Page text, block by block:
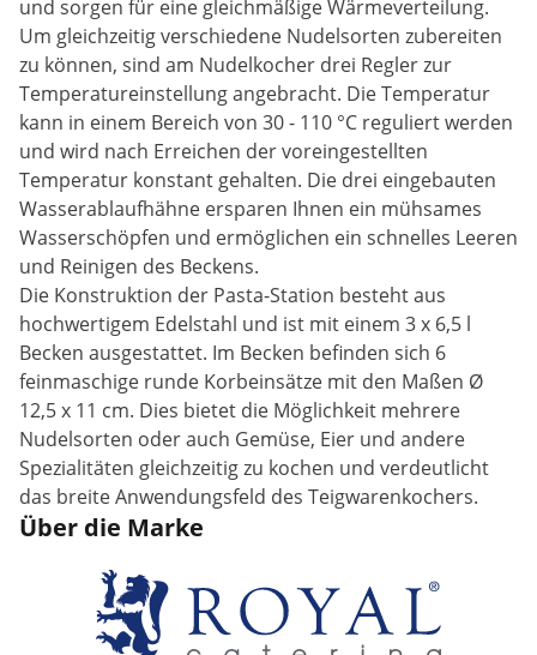
und sorgen für eine gleichmäßige Wärmeverteilung.
Um gleichzeitig verschiedene Nudelsorten zubereiten
zu können, sind am Nudelkocher drei Regler zur
Temperatureinstellung angebracht. Die Temperatur
kann in einem Bereich von 30 - 110 °C reguliert werden
und wird nach Erreichen der voreingestellten
Temperatur konstant gehalten. Die drei eingebauten
Wasserablaufhähne ersparen Ihnen ein mühsames
Wasserschöpfen und ermöglichen ein schnelles Leeren
und Reinigen des Beckens.
Die Konstruktion der Pasta-Station besteht aus
hochwertigem Edelstahl und ist mit einem 3 x 6,5 l
Becken ausgestattet. Im Becken befinden sich 6
feinmaschige runde Korbeinsätze mit den Maßen Ø
12,5 x 11 cm. Dies bietet die Möglichkeit mehrere
Nudelsorten oder auch Gemüse, Eier und andere
Spezialitäten gleichzeitig zu kochen und verdeutlicht
das breite Anwendungsfeld des Teigwarenkochers.
Über die Marke